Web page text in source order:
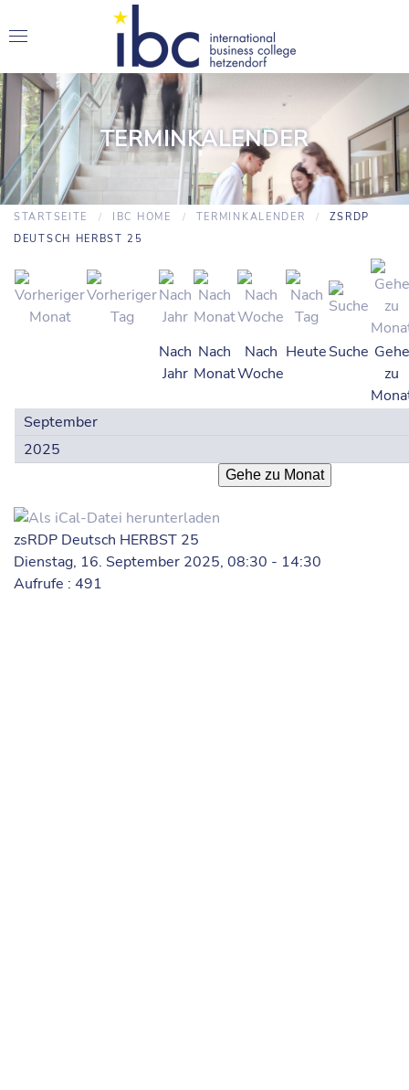
TERMINKALENDER
STARTSEITE IBC HOME TERMINKALENDER
ZSRDP
DEUTSCH HERBST 25
Nach
Jahr
Nach
Monat
Nach
Woche
HeuteSuche Gehe
zu
Gehe zu Monat
zsRDP Deutsch HERBST 25
Dienstag, 16. September 2025, 08:30 - 14:30
Aufrufe : 491